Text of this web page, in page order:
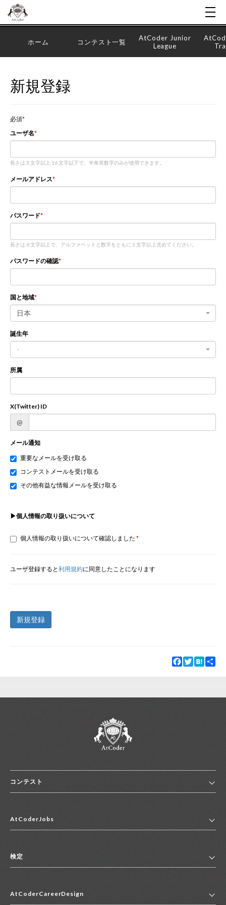
ホーム コンテスト一覧
AtCoder Junior
League
新規登録
必須
ユーザ名
長さは 3 文字以上 16 文字以下で、半角英数字のみが使用できます。
メールアドレス
パスワード
長さは 6 文字以上で、アルファベットと数字をともに 1 文字以上含めてください。
パスワードの確認
国と地域
日本
誕生年
-
所属
X(Twitter) ID
@
メール通知
重要なメールを受け取る
コンテストメールを受け取る
その他有益な情報メールを受け取る
▶個人情報の取り扱いについて
個人情報の取り扱いについて確認しました
ユーザ登録すると利用規約に同意したことになります
新規登録
Facebook
TwitterHatena
コンテスト
コンテスト一覧
便利リンク集
AtCoderJobs
2027年新卒採用求人一覧
中途採用求人一覧
検定
マイページ
AtCoderCareerDesign